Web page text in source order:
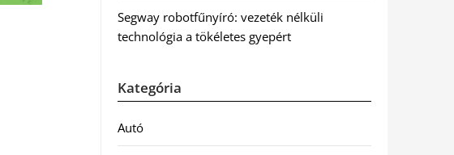
Segway robotfűnyíró: vezeték nélküli
technológia a tökéletes gyepért
Kategória
Autó